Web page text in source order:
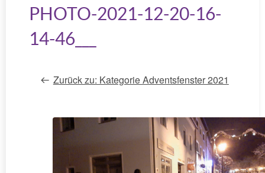
PHOTO-2021-12-20-16-
14-46___
Zurück zu: Kategorie Adventsfenster 2021